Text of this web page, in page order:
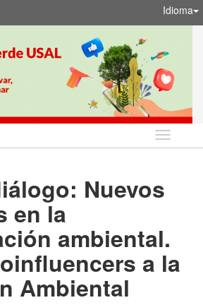
Idioma
Idioma
Nuevos
en la
ambiental.
a la
Ambiental